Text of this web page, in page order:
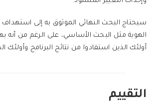
سيحتاج البحث النهائي الموثوق به إلى
الهوية مثل البحث الأساسي، على الرغم من أنه
أولئك الذين استفادوا من نتائج البرنامج وأولئك
التقييم